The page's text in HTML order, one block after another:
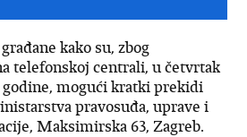
kako su, zbog
telefonskoj centrali, u četvrtak
godine, mogući kratki prekidi
pravosuđa, uprave i
Maksimirska 63, Zagreb.